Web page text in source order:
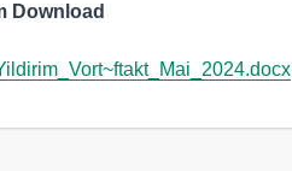
Download